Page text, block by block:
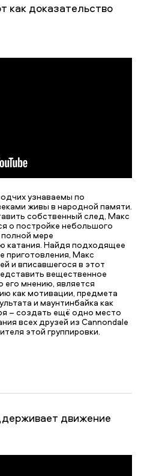
как доказательство
узнаваемы по
живы в народной памяти.
собственный след, Макс
о постройке небольшого
мере
катания. Найдя подходящее
приготовления, Макс
и вписавшегося в этот
вещественное
его мнению, является
как мотивации, предмета
и маунтинбайка как
– создать ещё одно место
всех друзей из Cannondale
этой группировки.
движение